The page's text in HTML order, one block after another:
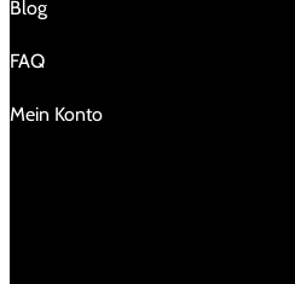
Blog
FAQ
Mein Konto